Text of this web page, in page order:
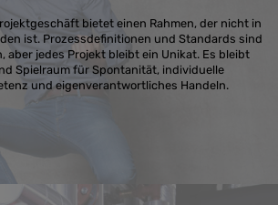
bietet einen Rahmen, der nicht in
ist. Prozessdefinitionen und Standards sind
aber jedes Projekt bleibt ein Unikat. Es bleibt
Spielraum für Spontanität, individuelle
und eigenverantwortliches Handeln.